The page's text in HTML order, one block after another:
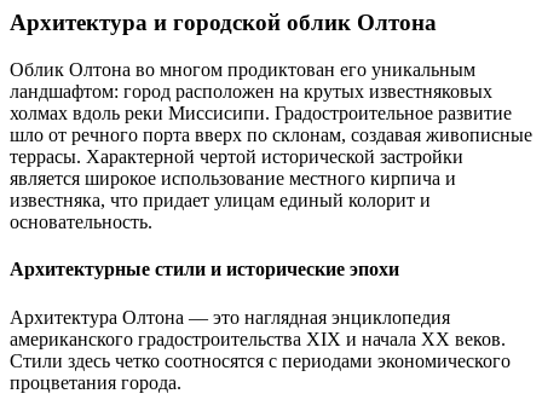
Архитектура и городской облик Олтона
Облик Олтона во многом продиктован его уникальным
ландшафтом: город расположен на крутых известняковых
холмах вдоль реки Миссисипи. Градостроительное развитие
шло от речного порта вверх по склонам, создавая живописные
террасы. Характерной чертой исторической застройки
является широкое использование местного кирпича и
известняка, что придает улицам единый колорит и
основательность.
Архитектурные стили и исторические эпохи
Архитектура Олтона — это наглядная энциклопедия
американского градостроительства XIX и начала XX веков.
Стили здесь четко соотносятся с периодами экономического
процветания города.